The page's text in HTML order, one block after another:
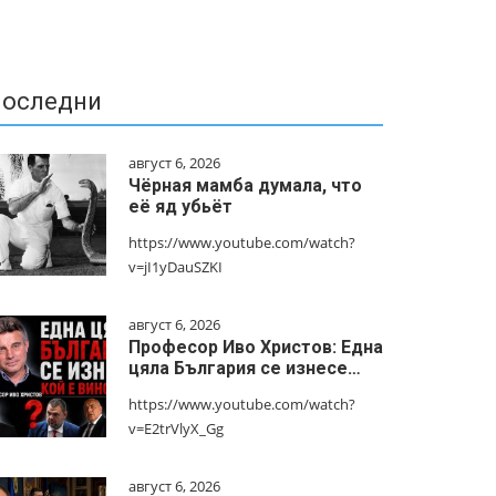
август 6, 2026
Чёрная мамба думала, что
её яд убьёт
https://www.youtube.com/watch?
v=jI1yDauSZKI
август 6, 2026
Професор Иво Христов: Една
цяла България се изнесе…
https://www.youtube.com/watch?
v=E2trVlyX_Gg
август 6, 2026